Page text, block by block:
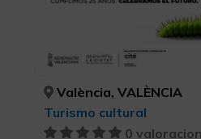
València, VALÈNCIA
Turismo cultural
0